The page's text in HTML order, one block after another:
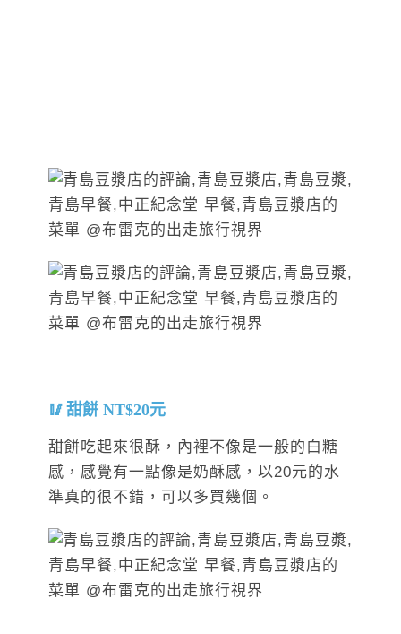
甜餅 NT$20元
甜餅吃起來很酥，內裡不像是一般的白糖
感，感覺有一點像是奶酥感，以20元的水
準真的很不錯，可以多買幾個。